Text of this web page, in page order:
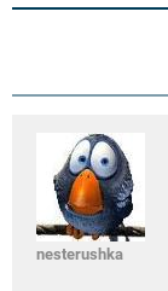
nesterushka